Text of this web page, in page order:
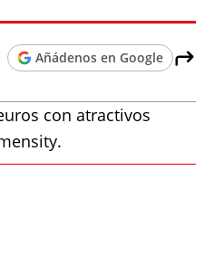
Añádenos en Google
con atractivos